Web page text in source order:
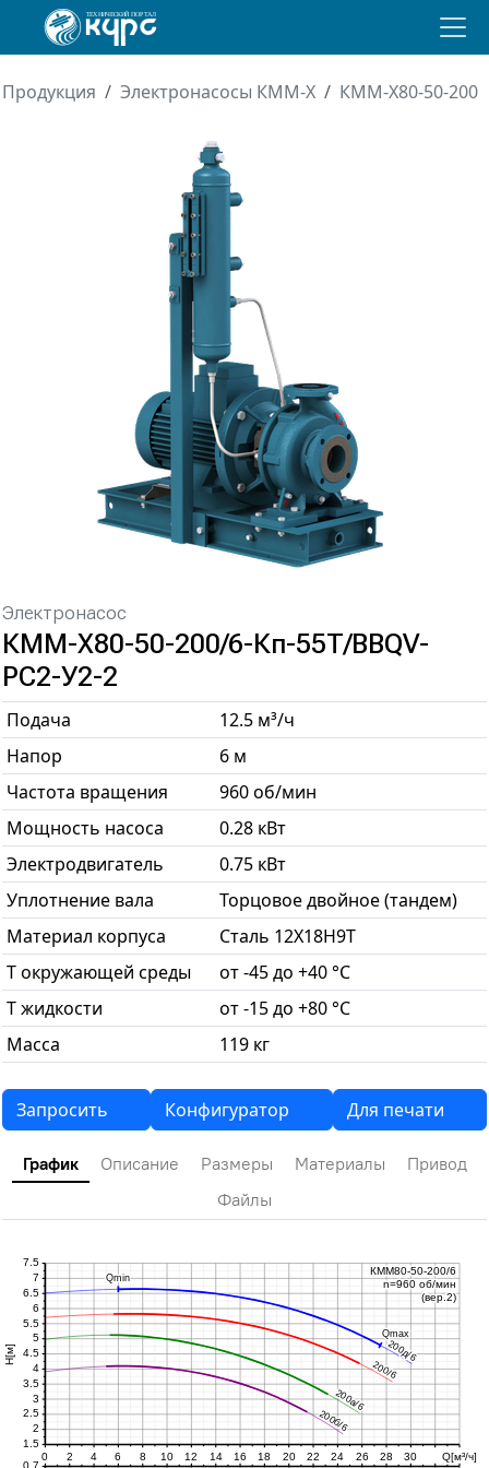
Продукция Электронасосы КММ-Х КММ-Х80-50-200
Электронасос
КММ-Х80-50-200/6-Кп-55Т/BBQV-
РС2-У2-2
Подача
12.5 м³/ч
Напор
6 м
Частота вращения
960 об/мин
Мощность насоса
0.28 кВт
Электродвигатель
0.75 кВт
Уплотнение вала
Торцовое двойное (тандем)
Материал корпуса
Сталь 12Х18Н9Т
T окружающей среды
от -45 до +40 °С
T жидкости
от -15 до +80 °С
Масса
119 кг
Запросить Конфигуратор Для печати
График Описание Размеры Материалы
Привод
Файлы
0 2 4 6 8 10 12 14 16 18 20 22 24 26 28 30 Q[м³/ч]
1.5
2
2.5
3
3.5
4
4.5
5
5.5
6
6.5
7
7.5
H[м] 200д/6
200д/6
Qmin
Qmin
Qmax
Qmax
200/6
200/6
200а/6
200а/6
200б/6
200б/6
КММ80-50-200/6
n=960 об/мин
(вер.2)
КММ80-50-200/6
n=960 об/мин
(вер.2)
0.7